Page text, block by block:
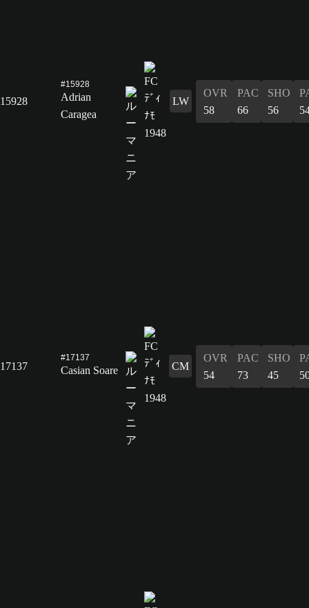
15928
#15928
Adrian
Caragea
LW
OVR
58
PAC
66
SHO
56
17137
#17137
Casian Soare CM
OVR
54
PAC
73
SHO
45